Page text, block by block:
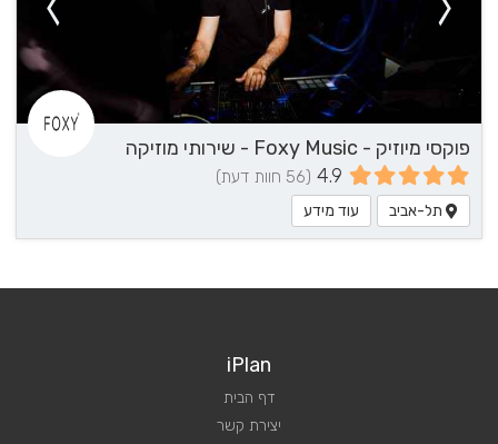
פוקסי מיוזיק - Foxy Music - שירותי מוזיקה
4.9 (56 חוות דעת)
תל-אביב עוד מידע
iPlan
דף הבית
יצירת קשר